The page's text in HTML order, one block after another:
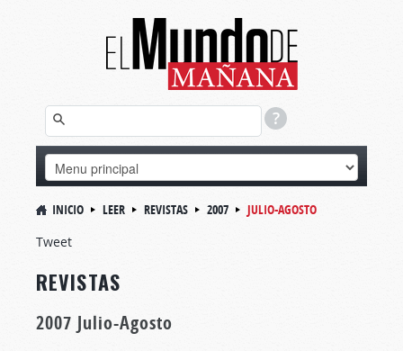
INICIO LEER REVISTAS 2007
JULIO-AGOSTO
Tweet
REVISTAS
2007 Julio-Agosto